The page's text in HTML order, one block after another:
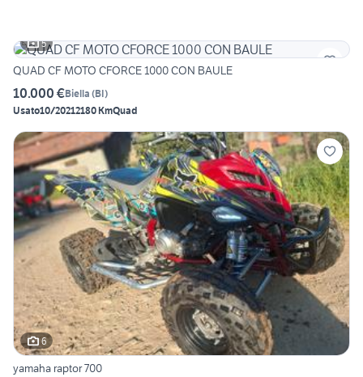
5
QUAD CF MOTO CFORCE 1000 CON BAULE
10.000 €Biella (BI)
Usato10/20212180 KmQuad
6
yamaha raptor 700